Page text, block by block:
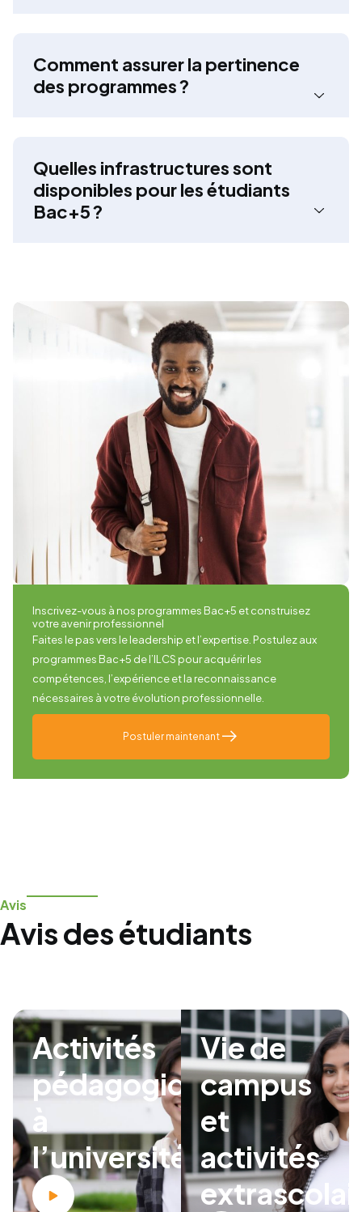
Comment assurer la pertinence
des programmes ?
Quelles infrastructures sont
disponibles pour les étudiants
Bac+5 ?
Inscrivez-vous à nos programmes Bac+5 et construisez
votre avenir professionnel
Faites le pas vers le leadership et l’expertise. Postulez aux
programmes Bac+5 de l’ILCS pour acquérir les
compétences, l’expérience et la reconnaissance
nécessaires à votre évolution professionnelle.
Postuler maintenant
Avis
Avis des étudiants
Activités
pédagogiques
à
l’université
Vie de
campus
et
activités